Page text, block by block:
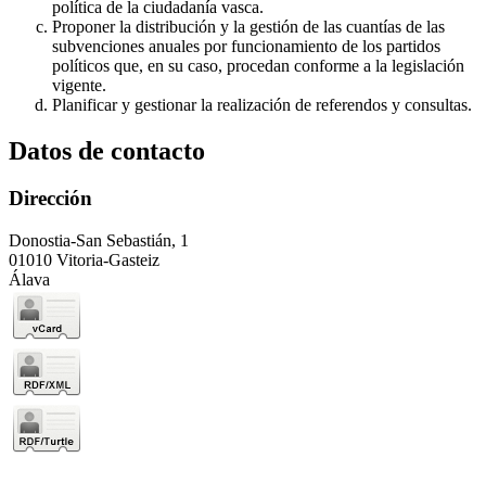
política de la ciudadanía vasca.
Proponer la distribución y la gestión de las cuantías de las
subvenciones anuales por funcionamiento de los partidos
políticos que, en su caso, procedan conforme a la legislación
vigente.
Planificar y gestionar la realización de referendos y consultas.
Datos de contacto
Dirección
Donostia-San Sebastián, 1
01010 Vitoria-Gasteiz
Álava